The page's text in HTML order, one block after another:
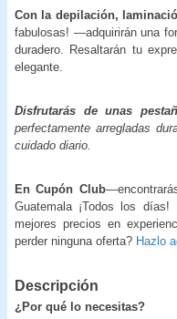
Con la depilación,
fabulosas! —adquirirán una
duradero. Resaltarán tu
elegante.
Disfrutarás de unas
perfectamente arregladas
cuidado diario.
En Cupón Club
Guatemala ¡Todos los
mejores precios en
perder ninguna oferta? Hazlo
Descripción
¿Por qué lo necesitas?